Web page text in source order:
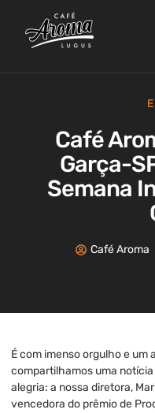
Café
Garça-
Semana
Café Aroma
É com imenso orgulho e
compartilhamos uma
alegria: a nossa diretora,
vencedora do prêmio de